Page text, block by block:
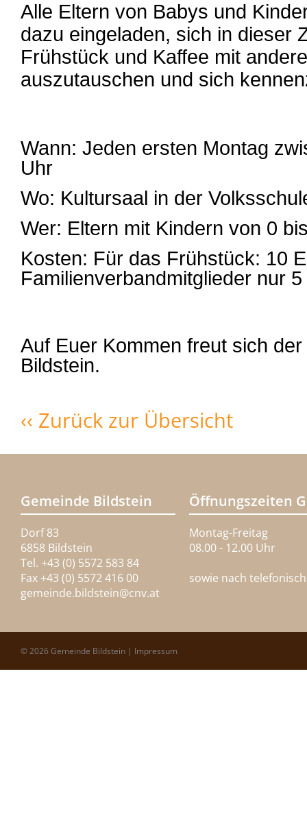
Alle Eltern von Babys und
dazu eingeladen, sich in dieser
Frühstück und Kaffee mit
auszutauschen und sich
Wann: Jeden ersten Montag
Uhr
Wo: Kultursaal in der
Wer: Eltern mit Kindern von 0
Kosten: Für das Frühstück: 10
Familienverbandmitglieder nur
Auf Euer Kommen freut sich
Bildstein.
‹‹ Zurück zur Übersicht
Gemeinde Bildstein
Dorf 83
6858 Bildstein
Tel. +43 (0) 5572 583 84
Fax +43 (0) 5572 416 00
gemeinde.bildstein@cnv.at
Öffnungszeiten
Montag-Freitag
08.00 - 12.00 Uhr
sowie nach
© 2026 Gemeinde Bildstein | Impressum